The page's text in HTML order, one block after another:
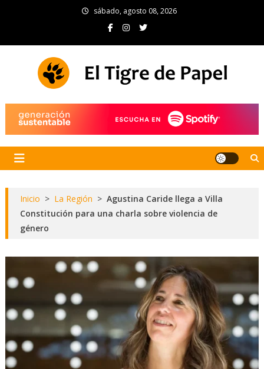
sábado, agosto 08, 2026
Inicio > La Región > Agustina Caride llega a Villa
Constitución para una charla sobre violencia de
género